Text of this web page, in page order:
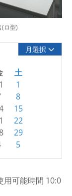
ロ型)
月選択
土
1
8
15
22
29
5
用可能時間 10:0